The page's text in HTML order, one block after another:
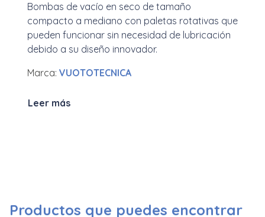
Bombas de vacío en seco de tamaño
compacto a mediano con paletas rotativas que
pueden funcionar sin necesidad de lubricación
debido a su diseño innovador.
Marca: VUOTOTECNICA
Leer más
Productos que puedes encontrar